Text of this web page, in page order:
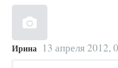
Ирина 13 апреля 2012,